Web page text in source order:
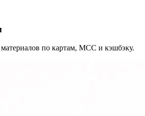
по картам, MCC и кэшбэку.